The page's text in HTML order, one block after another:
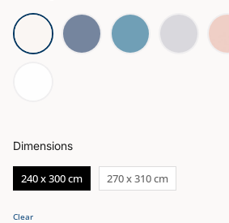
Dimensions
240 x 300 cm 270 x 310 cm
Clear